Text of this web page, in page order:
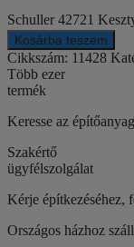
Schuller 42721
Kosárba teszem
Cikkszám: 11428
Több ezer
termék
Keresse az
Szakértő
ügyfélszolgálat
Kérje építkezéséhez,
Országos házhoz